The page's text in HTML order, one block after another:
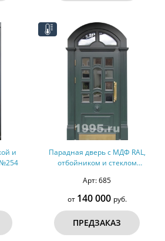
и
№254
Парадная дверь с МДФ RAL,
отбойником и стеклом
Арт: 685
от 140 000 руб.
ПРЕДЗАКАЗ